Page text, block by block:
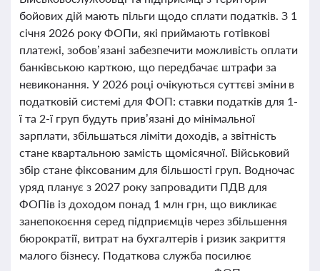
бойових дій мають пільги щодо сплати податків. З 1
січня 2026 року ФОПи, які приймають готівкові
платежі, зобов’язані забезпечити можливість оплати
банківською карткою, що передбачає штрафи за
невиконання. У 2026 році очікуються суттєві зміни в
податковій системі для ФОП: ставки податків для 1-
ї та 2-ї груп будуть прив’язані до мінімальної
зарплати, збільшаться ліміти доходів, а звітність
стане квартальною замість щомісячної. Військовий
збір стане фіксованим для більшості груп. Водночас
уряд планує з 2027 року запровадити ПДВ для
ФОПів із доходом понад 1 млн грн, що викликає
занепокоєння серед підприємців через збільшення
бюрократії, витрат на бухгалтерів і ризик закриття
малого бізнесу. Податкова служба посилює